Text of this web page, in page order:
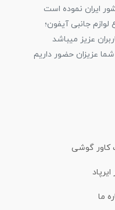
ایران نموده است
لوازم جانبی آیفون؛
عزیز میباشد
عزیزان حضور داریم
کاور گوشی
ایرپاد
ما